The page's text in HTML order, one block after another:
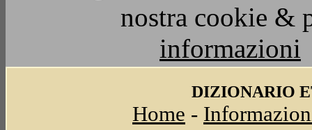
nostra cookie &
informazioni
DIZIONARIO
Home -